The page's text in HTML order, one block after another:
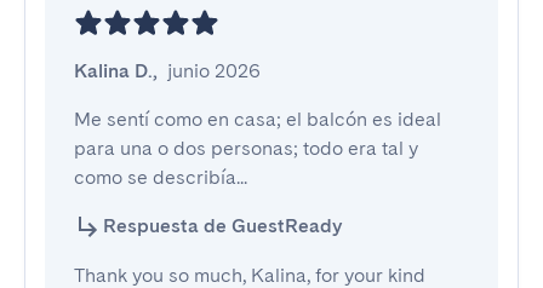
Kalina D., junio 2026
Me sentí como en casa; el balcón es ideal
para una o dos personas; todo era tal y
como se describía...
Respuesta de GuestReady
Thank you so much, Kalina, for your kind